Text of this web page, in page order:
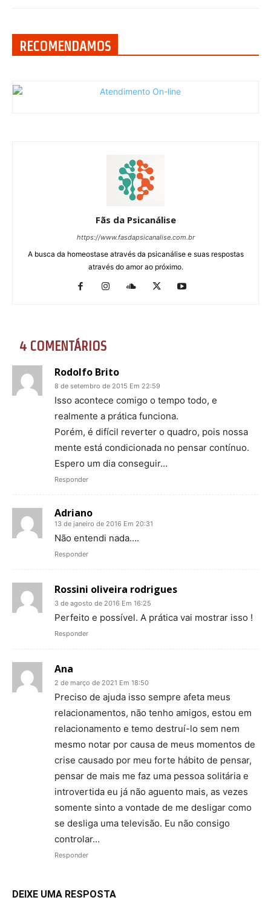
RECOMENDAMOS
Fãs da Psicanálise
https://www.fasdapsicanalise.com.br
A busca da homeostase através da psicanálise e suas respostas
através do amor ao próximo.
4 COMENTÁRIOS
Rodolfo Brito
8 de setembro de 2015 Em 22:59
Isso acontece comigo o tempo todo, e
realmente a prática funciona.
Porém, é difícil reverter o quadro, pois nossa
mente está condicionada no pensar contínuo.
Espero um dia conseguir…
Responder
Adriano
13 de janeiro de 2016 Em 20:31
Não entendi nada….
Responder
Rossini oliveira rodrigues
3 de agosto de 2016 Em 16:25
Perfeito e possível. A prática vai mostrar isso !
Responder
Ana
2 de março de 2021 Em 18:50
Preciso de ajuda isso sempre afeta meus
relacionamentos, não tenho amigos, estou em
relacionamento e temo destruí-lo sem nem
mesmo notar por causa de meus momentos de
crise causado por meu forte hábito de pensar,
pensar de mais me faz uma pessoa solitária e
introvertida eu já não aguento mais, as vezes
somente sinto a vontade de me desligar como
se desliga uma televisão. Eu não consigo
controlar…
Responder
DEIXE UMA RESPOSTA